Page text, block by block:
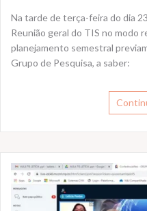
Na tarde de terça-feira do dia
Reunião geral do TIS no modo
planejamento semestral
Grupo de Pesquisa, a saber: